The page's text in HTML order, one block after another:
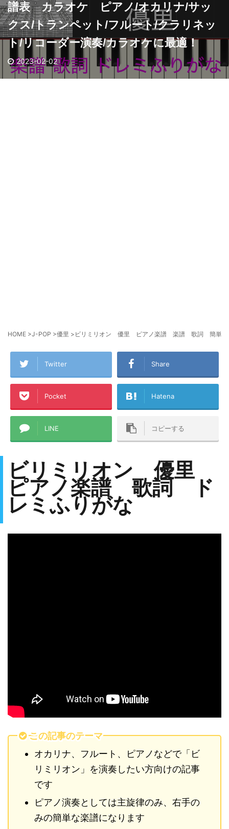
譜表 カラオケ ピアノ/オカリナ/サッ
クス/トランペット/フルート/クラリネッ
ト/リコーダー演奏/カラオケに最適！
2023-02-02
HOME >J-POP >優里 > ビリミリオン 優里 ピアノ楽譜 楽譜 歌詞 簡単 演
Twitter Share
Pocket Hatena
LINE コピーする
ビリミリオン 優里
ピアノ楽譜 歌詞 ド
レミふりがな
この記事のテーマ
オカリナ、フルート、ピアノなどで「ビ
リミリオン」を演奏したい方向けの記事
です
ピアノ演奏としては主旋律のみ、右手の
みの簡単な楽譜になります